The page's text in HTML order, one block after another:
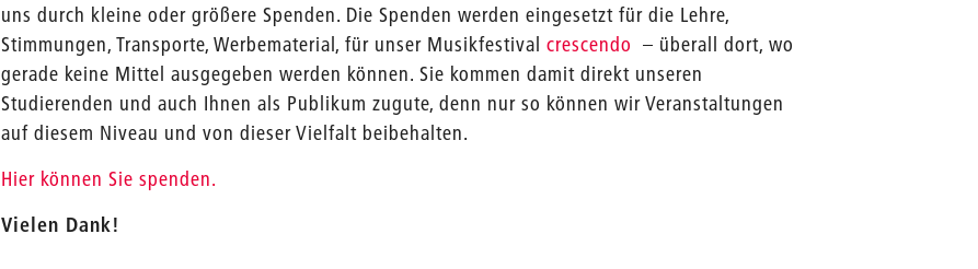
uns durch kleine oder größere Spenden. Die Spenden werden eingesetzt für die Lehre,
Stimmungen, Transporte, Werbematerial, für unser Musikfestivalcrescendo – überall dort, wo
gerade keine Mittel ausgegeben werden können. Sie kommen damit direkt unseren
Studierenden und auch Ihnen als Publikum zugute, denn nur so können wir Veranstaltungen
auf diesem Niveau und von dieser Vielfalt beibehalten.
Hier können Sie spenden.
Vielen Dank!